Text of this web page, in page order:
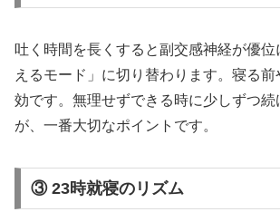
吐く時間を長くすると副交感神経が優
えるモード」に切り替わります。寝る
効です。無理せずできる時に少しずつ
が、一番大切なポイントです。
③ 23時就寝のリズム